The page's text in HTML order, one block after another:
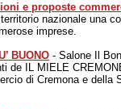
e proposte
nazionale una
imprese.
BUONO - Salone Il
de IL MIELE
di Cremona e